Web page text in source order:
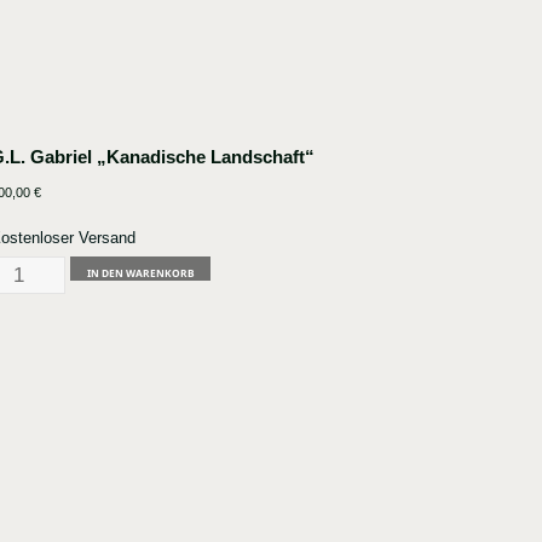
Gabriel „Kanadische Landschaft“
€
Versand
G.L.
IN DEN WARENKORB